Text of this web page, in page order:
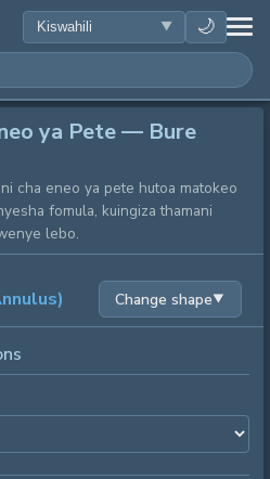
🌙
ya Pete — Bure
cha eneo ya pete hutoa matokeo
fomula, kuingiza thamani
lebo.
Change shape▼